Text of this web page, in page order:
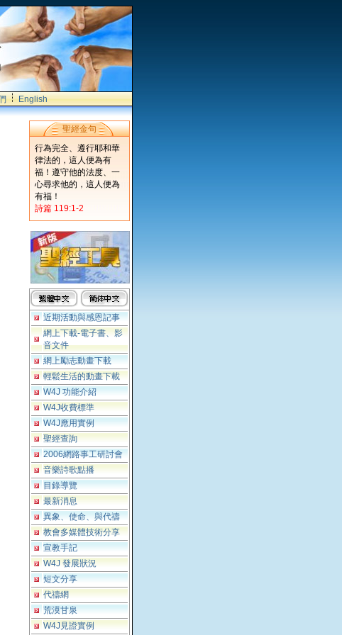
English
聖經金句
行為完全、遵行耶和華
律法的，這人便為有
福！遵守他的法度、一
心尋求他的，這人便為
有福！
詩篇 119:1-2
近期活動與感恩記事
網上下載-電子書、影
音文件
網上勵志動畫下載
輕鬆生活的動畫下載
W4J 功能介紹
W4J收費標準
W4J應用實例
聖經查詢
2006網路事工研討會
音樂詩歌點播
目錄導覽
最新消息
異象、使命、與代禱
教會多媒體技術分享
宣教手記
W4J 發展狀況
短文分享
代禱網
荒漠甘泉
W4J見證實例